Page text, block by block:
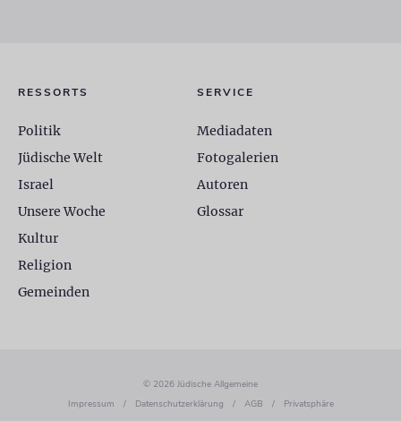
RESSORTS
Politik
Jüdische Welt
Israel
Unsere Woche
Kultur
Religion
Gemeinden
SERVICE
Mediadaten
Fotogalerien
Autoren
Glossar
© 2026 Jüdische Allgemeine
Impressum
/ Datenschutzerklärung / AGB / Privatsphäre